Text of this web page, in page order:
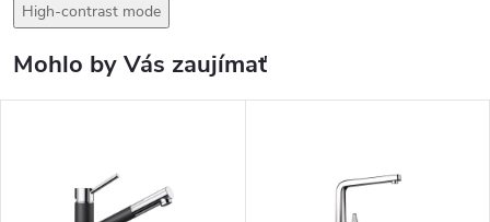
High-contrast mode
Mohlo by Vás zaujímať